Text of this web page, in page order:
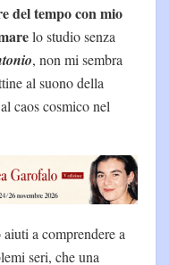
del tempo con mio
lo studio senza
, non mi sembra
al suono della
caos cosmico nel
a comprendere a
seri, che una